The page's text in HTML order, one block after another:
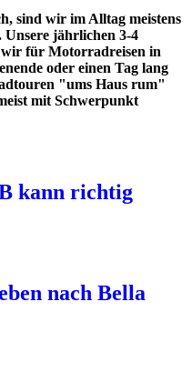
sind wir im Alltag meistens
Unsere jährlichen 3-4
für Motorradreisen in
oder einen Tag lang
"ums Haus rum"
mit Schwerpunkt
kann richtig
nach Bella